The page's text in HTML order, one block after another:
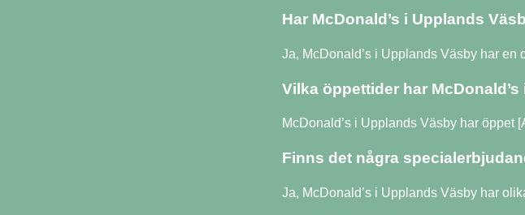
Har McDonald’s i Upplands
Ja, McDonald’s i Upplands Väsby har en
Vilka öppettider har
McDonald’s i Upplands Väsby har öppet
Finns det några
Ja, McDonald’s i Upplands Väsby har